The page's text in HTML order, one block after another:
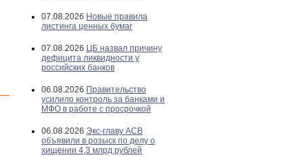
07.08.2026 Новые правила
листинга ценных бумаг
07.08.2026 ЦБ назвал причину
дефицита ликвидности у
российских банков
06.08.2026 Правительство
усилило контроль за банками и
МФО в работе с просрочкой
06.08.2026 Экс-главу АСВ
объявили в розыск по делу о
хищении 4,3 млрд рублей